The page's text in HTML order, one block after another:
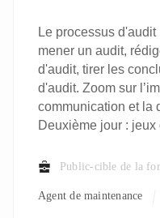
Le processus
mener un audit,
d'audit, tirer les
d'audit. Zoom sur
communication et la
Deuxième jour : jeux
Public-cible de la
Agent de maintenance